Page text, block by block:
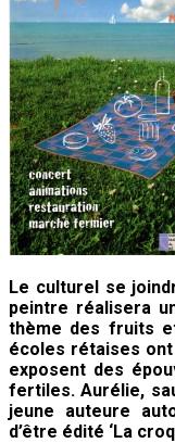
Le culturel se
peintre réalisera
thème des fruits
écoles rétaises
exposent des
fertiles. Aurélie,
jeune auteure
d’être édité ‘La